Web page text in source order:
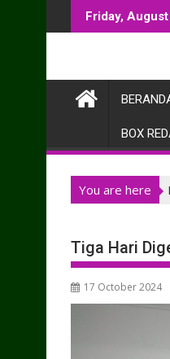
to
Friday,
BOX
You are here
Tiga Hari
17 October 2024